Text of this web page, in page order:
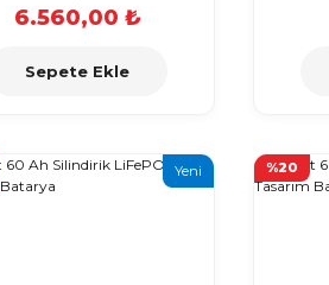
6.560,00 ₺
Sepete Ekle
Yeni %20